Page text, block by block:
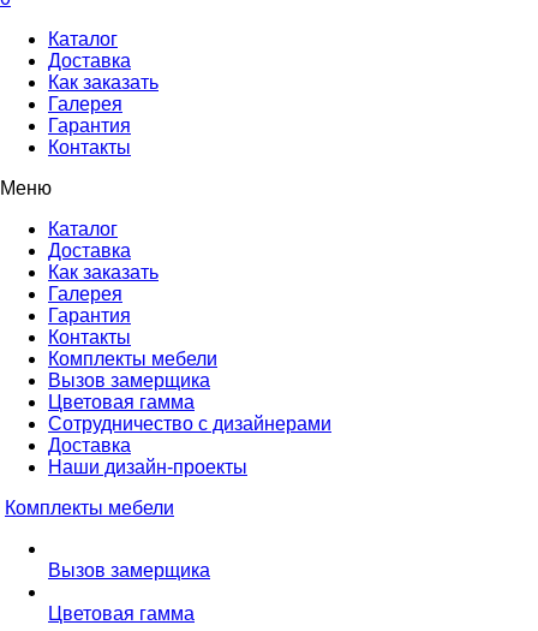
Каталог
Доставка
Как заказать
Галерея
Гарантия
Контакты
Меню
Каталог
Доставка
Как заказать
Галерея
Гарантия
Контакты
Комплекты мебели
Вызов замерщика
Цветовая гамма
Сотрудничество с дизайнерами
Доставка
Наши дизайн-проекты
Комплекты мебели
Вызов замерщика
Цветовая гамма